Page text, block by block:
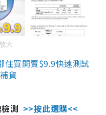
大
住買開賣$9.9快速測試
貨
測 >>按此選購<<